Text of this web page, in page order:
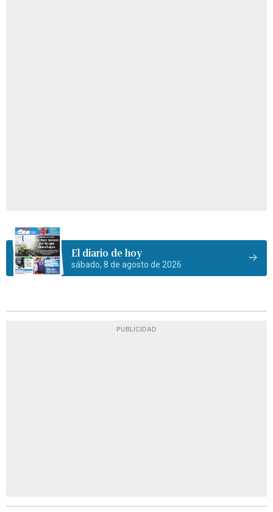
El diario de hoy
sábado, 8 de agosto de 2026
PUBLICIDAD